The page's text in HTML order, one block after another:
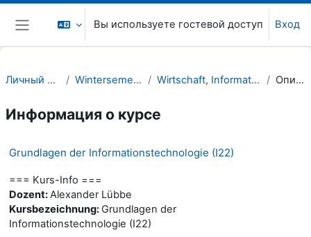
Перейти к основному содержанию
Боковая панель
Вы используете гостевой доступ Вход
Личный кабинет Wintersemester 22/23 Wirtschaft, Informatik, Recht (WIR) Описание
Информация о курсе
Grundlagen der Informationstechnologie (I22)
=== Kurs-Info ===
Dozent:Alexander Lübbe
Kursbezeichnung: Grundlagen der
Informationstechnologie (I22)